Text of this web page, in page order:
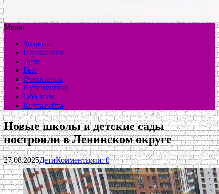
Меню
Здоровье
Психология
Дети
Быт
Отношения
Путешествия
Обо всем
Карта сайта
Новые школы и детские сады
построили в Ленинском округе
27.08.2025ДетиКомментарии: 0